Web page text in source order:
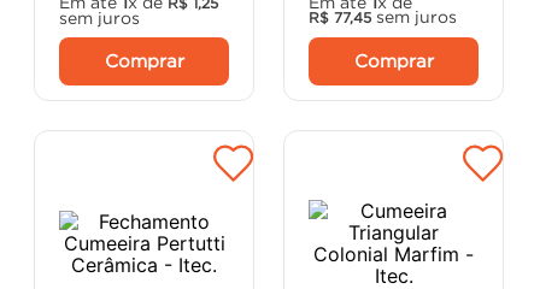
sem juros
Comprar
R$ 77,45 sem juros
Comprar